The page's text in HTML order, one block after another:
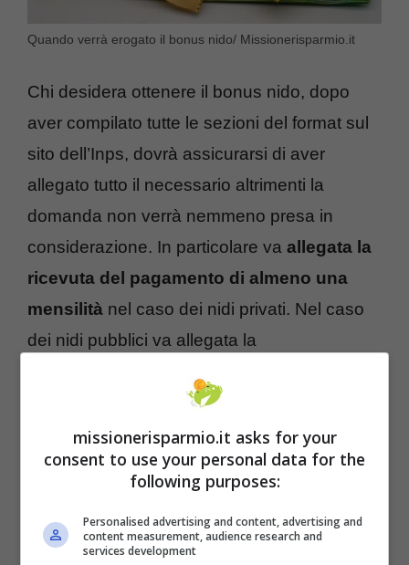
Quando verrà erogato il bonus nido/ Missionerisparmio.it
Chi desidera ottenere il bonus nido, dopo
aver compilato tutte le sezioni del format sul
sito dell’Inps, dovrà assicurarsi di aver
allegato tutto il necessario altrimenti la
domanda non verrà nemmeno presa in
considerazione. In particolare va allegata la
ricevuta del pagamento di almeno una
mensilità nel caso dei nidi privati. Nel caso
dei nidi pubblici va allegata la
bambino presso l’istituto.
Inoltre per ottenere il bonus nido è
necessario che il genitore che fa la richiesta
sul sito dell’Inps sia lo stesso che ha
provveduto al pagamento della retta dell’asilo
missionerisparmio.it asks for your
consent to use your personal data for the
following purposes:
Personalised advertising and content, advertising and
content measurement, audience research and
services development